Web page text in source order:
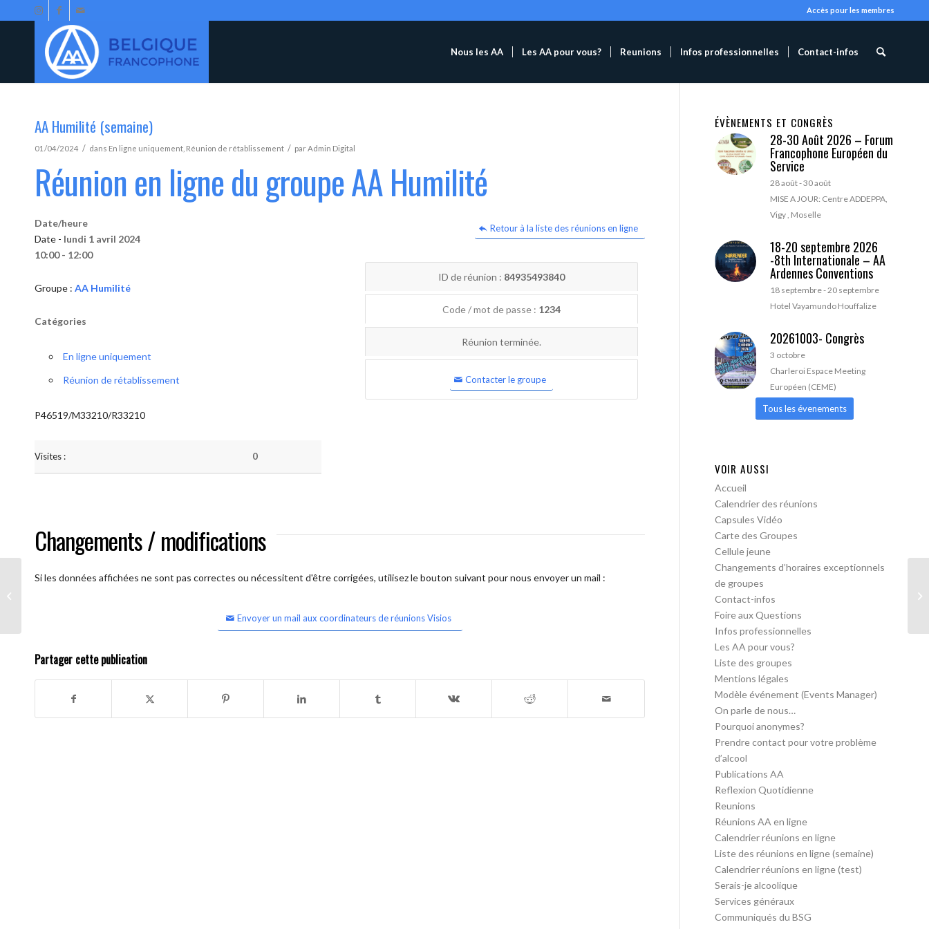
Accès pour les membres
Nous les AA Les AA pour vous? Reunions Infos professionnelles Contact-infos
AA Humilité (semaine)
01/04/2024 / dans En ligne uniquement Réunion de rétablissement / parAdmin Digital
Réunion en ligne du groupe AA Humilité
Retour à la liste des réunions en ligne
Date/heure
Date - lundi 1 avril 2024
10:00 - 12:00
Groupe : AA Humilité
Catégories
En ligne uniquement
Réunion de rétablissement
P46519/M33210/R33210
Visites : 0
ID de réunion : 84935493840
Code / mot de passe : 1234
Réunion terminée.
Contacter le groupe
Changements / modifications
Si les données affichées ne sont pas correctes ou nécessitent d'être corrigées, utilisez le bouton suivant pour nous envoyer un mail :
Envoyer un mail aux coordinateurs de réunions Visios
Partager cette publication
ÉVÈNEMENTS ET CONGRÈS
28-30 Août 2026 – Forum
Francophone Européen du
Service
28 août-30 août
MISE A JOUR: Centre ADDEPPA,
Vigy , Moselle
18-20 septembre 2026
-8th Internationale – AA
Ardennes Conventions
18 septembre-20 septembre
Hotel Vayamundo Houffalize
20261003- Congrès
3 octobre
Charleroi Espace Meeting
Européen (CEME)
Tous les évenements
VOIR AUSSI
Accueil
Calendrier des réunions
Capsules Vidéo
Carte des Groupes
Cellule jeune
Changements d’horaires exceptionnels
de groupes
Contact-infos
Foire aux Questions
Infos professionnelles
Les AA pour vous?
Liste des groupes
Mentions légales
Modèle événement (Events Manager)
On parle de nous…
Pourquoi anonymes?
Prendre contact pour votre problème
d’alcool
Publications AA
Reflexion Quotidienne
Reunions
Réunions AA en ligne
Calendrier réunions en ligne
Liste des réunions en ligne (semaine)
Calendrier réunions en ligne (test)
Serais-je alcoolique
Services généraux
Communiqués du BSG